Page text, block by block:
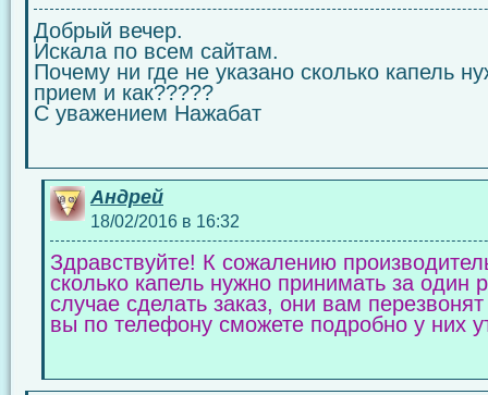
Добрый вечер.
Искала по всем сайтам.
Почему ни где не указано сколько капель
прием и как?????
С уважением Нажабат
Андрей
18/02/2016 в 16:32
Здравствуйте! К сожалению
сколько капель нужно принимать за один
случае сделать заказ, они вам
вы по телефону сможете подробно у них